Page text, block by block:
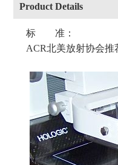
Product Details
标 准：
ACR北美放射协会推